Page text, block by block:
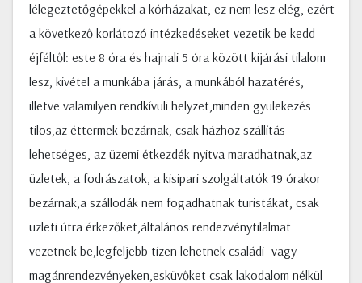
lélegeztetőgépekkel a kórházakat, ez nem lesz elég, ezért
a következő korlátozó intézkedéseket vezetik be kedd
éjféltől: este 8 óra és hajnali 5 óra között kijárási tilalom
lesz, kivétel a munkába járás, a munkából hazatérés,
illetve valamilyen rendkívüli helyzet,minden gyülekezés
tilos,az éttermek bezárnak, csak házhoz szállítás
lehetséges, az üzemi étkezdék nyitva maradhatnak,az
üzletek, a fodrászatok, a kisipari szolgáltatók 19 órakor
bezárnak,a szállodák nem fogadhatnak turistákat, csak
üzleti útra érkezőket,általános rendezvénytilalmat
vezetnek be,legfeljebb tízen lehetnek családi- vagy
magánrendezvényeken,esküvőket csak lakodalom nélkül